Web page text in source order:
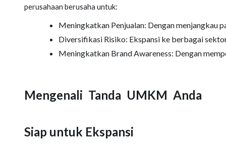
perusahaan berusaha untuk:
Meningkatkan Penjualan: Dengan menjangkau
Diversifikasi Risiko: Ekspansi ke berbagai
Meningkatkan Brand Awareness: Dengan
Mengenali Tanda UMKM Anda
Siap untuk Ekspansi